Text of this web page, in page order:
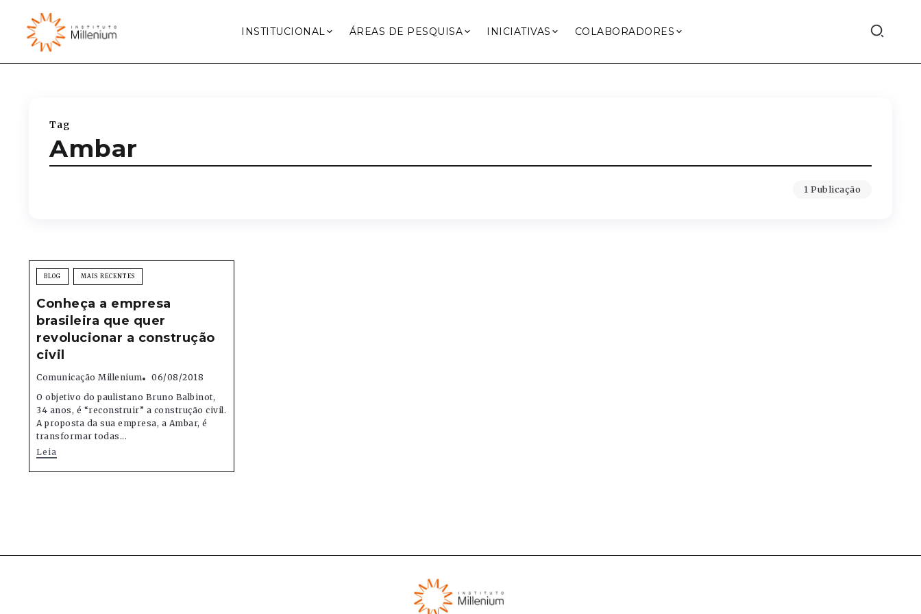
INSTITUCIONAL ÁREAS DE PESQUISA INICIATIVAS COLABORADORES
Tag
Ambar
1 Publicação
BLOG MAIS RECENTES
Conheça a empresa
brasileira que quer
revolucionar a construção
civil
Comunicação Millenium
06/08/2018
O objetivo do paulistano Bruno Balbinot,
34 anos, é “reconstruir” a construção civil.
A proposta da sua empresa, a Ambar, é
transformar todas...
Leia